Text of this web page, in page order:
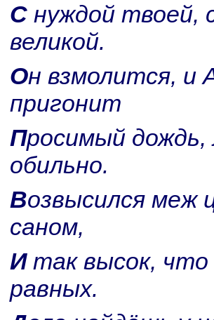
С нуждой твоей, сильной и
великoй.
Он взмолится, и Аллах
пригонит
Просимый дождь, льющийся
обильно.
Возвысился меж царей он
caном,
И так высок, что не знaет
paвных.